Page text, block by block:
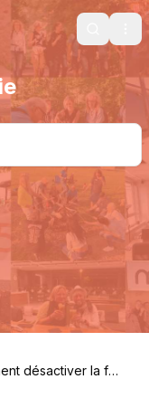
Search
désactiver la fo